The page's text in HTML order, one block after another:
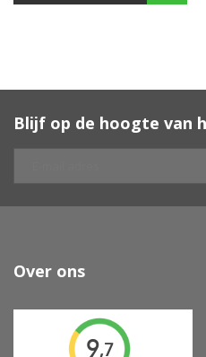
Blijf op de hoogte van
Over ons